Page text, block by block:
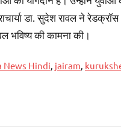
डा. सुदेश रावल ने
भविष्य की कामना की।
News Hindi jairam